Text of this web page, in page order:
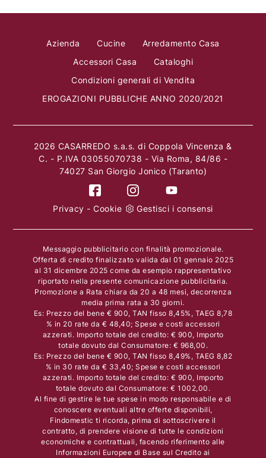
Azienda Cucine
Arredamento Casa
Accessori Casa
Cataloghi
Condizioni generali di Vendita
EROGAZIONI PUBBLICHE ANNO 2020/2021
2026 CASARREDO s.a.s. di Coppola Vincenza &
C. - P.IVA 03055070738 - Via Roma, 84/86 -
74027 San Giorgio Jonico (Taranto)
Privacy -Cookie Gestisci i consensi
Messaggio pubblicitario con finalità promozionale.
Offerta di credito finalizzato valida dal 01 gennaio 2025
al 31 dicembre 2025 come da esempio rappresentativo
riportato nella presente comunicazione pubblicitaria.
Promozione a Rata chiara da 20 a 48 mesi, decorrenza
media prima rata a 30 giorni.
Es: Prezzo del bene € 900, TAN fisso 8,45%, TAEG 8,78
% in 20 rate da € 48,40; Spese e costi accessori
azzerati. Importo totale del credito: € 900, Importo
totale dovuto dal Consumatore: € 968,00.
Es: Prezzo del bene € 900, TAN fisso 8,49%, TAEG 8,82
% in 30 rate da € 33,40; Spese e costi accessori
azzerati. Importo totale del credito: € 900, Importo
totale dovuto dal Consumatore: € 1002,00.
Al fine di gestire le tue spese in modo responsabile e di
conoscere eventuali altre offerte disponibili,
Findomestic ti ricorda, prima di sottoscrivere il
contratto, di prendere visione di tutte le condizioni
economiche e contrattuali, facendo riferimento alle
Informazioni Europee di Base sul Credito ai